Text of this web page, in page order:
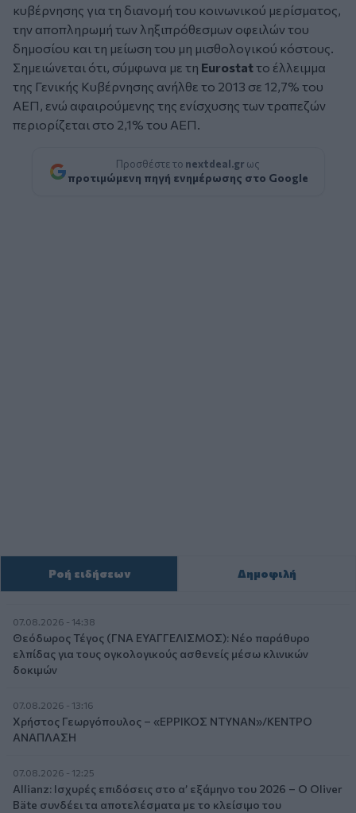
κυβέρνησης για τη διανομή του κοινωνικού μερίσματος,
την αποπληρωμή των ληξιπρόθεσμων οφειλών του
δημοσίου και τη μείωση του μη μισθολογικού κόστους.
Σημειώνεται ότι, σύμφωνα με τη Εurostatτο έλλειμμα
της Γενικής Κυβέρνησης ανήλθε το 2013 σε 12,7% του
ΑΕΠ, ενώ αφαιρούμενης της ενίσχυσης των τραπεζών
περιορίζεται στο 2,1% του ΑΕΠ.
Προσθέστε το nextdeal.gr ως
προτιμώμενη πηγή ενημέρωσης στο Google
Ροή ειδήσεων Δημοφιλή
07.08.2026 - 14:38
Θεόδωρος Τέγος (ΓΝΑ ΕΥΑΓΓΕΛΙΣΜΟΣ): Νέο παράθυρο
ελπίδας για τους ογκολογικούς ασθενείς μέσω κλινικών
δοκιμών
07.08.2026 - 13:16
Χρήστος Γεωργόπουλος – «ΕΡΡΙΚΟΣ ΝΤΥΝΑΝ»/ΚΕΝΤΡΟ
ΑΝΑΠΛΑΣΗ
07.08.2026 - 12:25
Allianz: Ισχυρές επιδόσεις στο α’ εξάμηνο του 2026 – Ο Oliver
Bäte συνδέει τα αποτελέσματα με το κλείσιμο του